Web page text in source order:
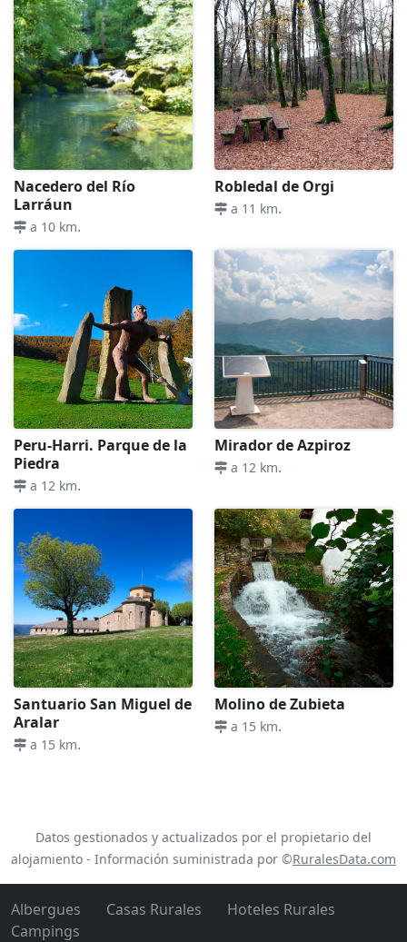
Nacedero del Río
Larráun
a 10 km.
Robledal de Orgi
a 11 km.
Peru-Harri. Parque de la
Piedra
a 12 km.
Mirador de Azpiroz
a 12 km.
Santuario San Miguel de
Aralar
a 15 km.
Molino de Zubieta
a 15 km.
Datos gestionados y actualizados por el propietario del
alojamiento - Información suministrada por ©RuralesData.com
Albergues Casas Rurales
Hoteles Rurales
Campings